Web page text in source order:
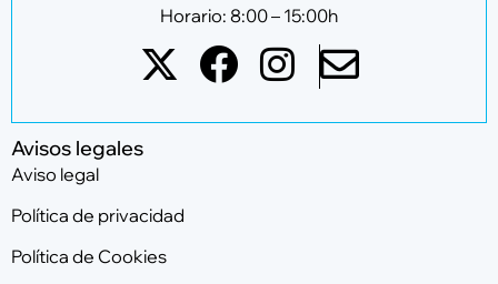
Horario: 8:00 – 15:00h
Avisos legales
Aviso legal
Política de privacidad
Política de Cookies